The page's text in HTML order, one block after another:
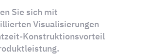
Sie sich mit
Visualisierungen
Konstruktionsvorteil